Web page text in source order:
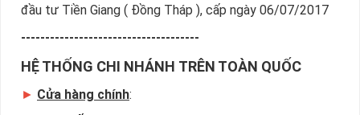
đầu tư Tiền Giang ( Đồng Tháp ), cấp ngày 06/07/2017
-------------------------------------
HỆ THỐNG CHI NHÁNH TRÊN TOÀN QUỐC
► Cửa hàng chính: